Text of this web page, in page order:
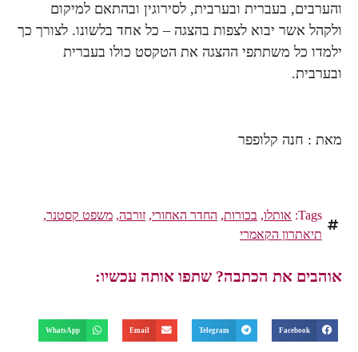
והערבים, בעברית ובערבית, לסירוגין ובהתאם למיקום
ולקהל אשר יבוא לצפות בהצגה – כל אחד בלשונו. לצורך כך
ילמדו כל משתתפי ההצגה את הטקסט כולו בעברית
ובערבית.
מאת : חנה קלופפר
Tags: אותלו,בכורות,החדר האחורי,זורבה,משפט קסטנר,
תיאתרון הקאמרי
אוהבים את הכתבה? שתפו אותה עכשיו:
Facebook
Telegram
Email
WhatsApp